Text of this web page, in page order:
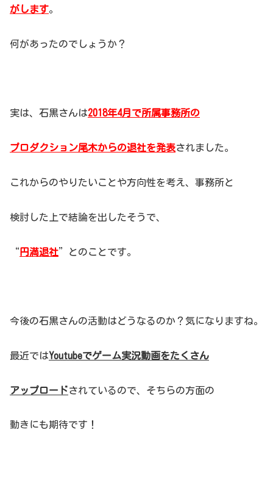
がします。
何があったのでしょうか？
実は、石黒さんは2018年4月で所属事務所の
プロダクション尾木からの退社を発表されました。
これからのやりたいことや方向性を考え、事務所と
検討した上で結論を出したそうで、
“円満退社”とのことです。
今後の石黒さんの活動はどうなるのか？気になりますね。
最近ではYoutubeでゲーム実況動画をたくさん
アップロードされているので、そちらの方面の
動きにも期待です！